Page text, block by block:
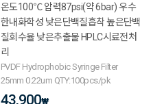
온도100℃ 압력87psi(약 6bar) 우수
한내화학성 낮은단백질흡착 높은단백
질회수율 낮은추출물 HPLC시료전처
리
PVDF Hydrophobic Syringe Filter
25mm 0.22um QTY:100pcs/pk
43,900₩